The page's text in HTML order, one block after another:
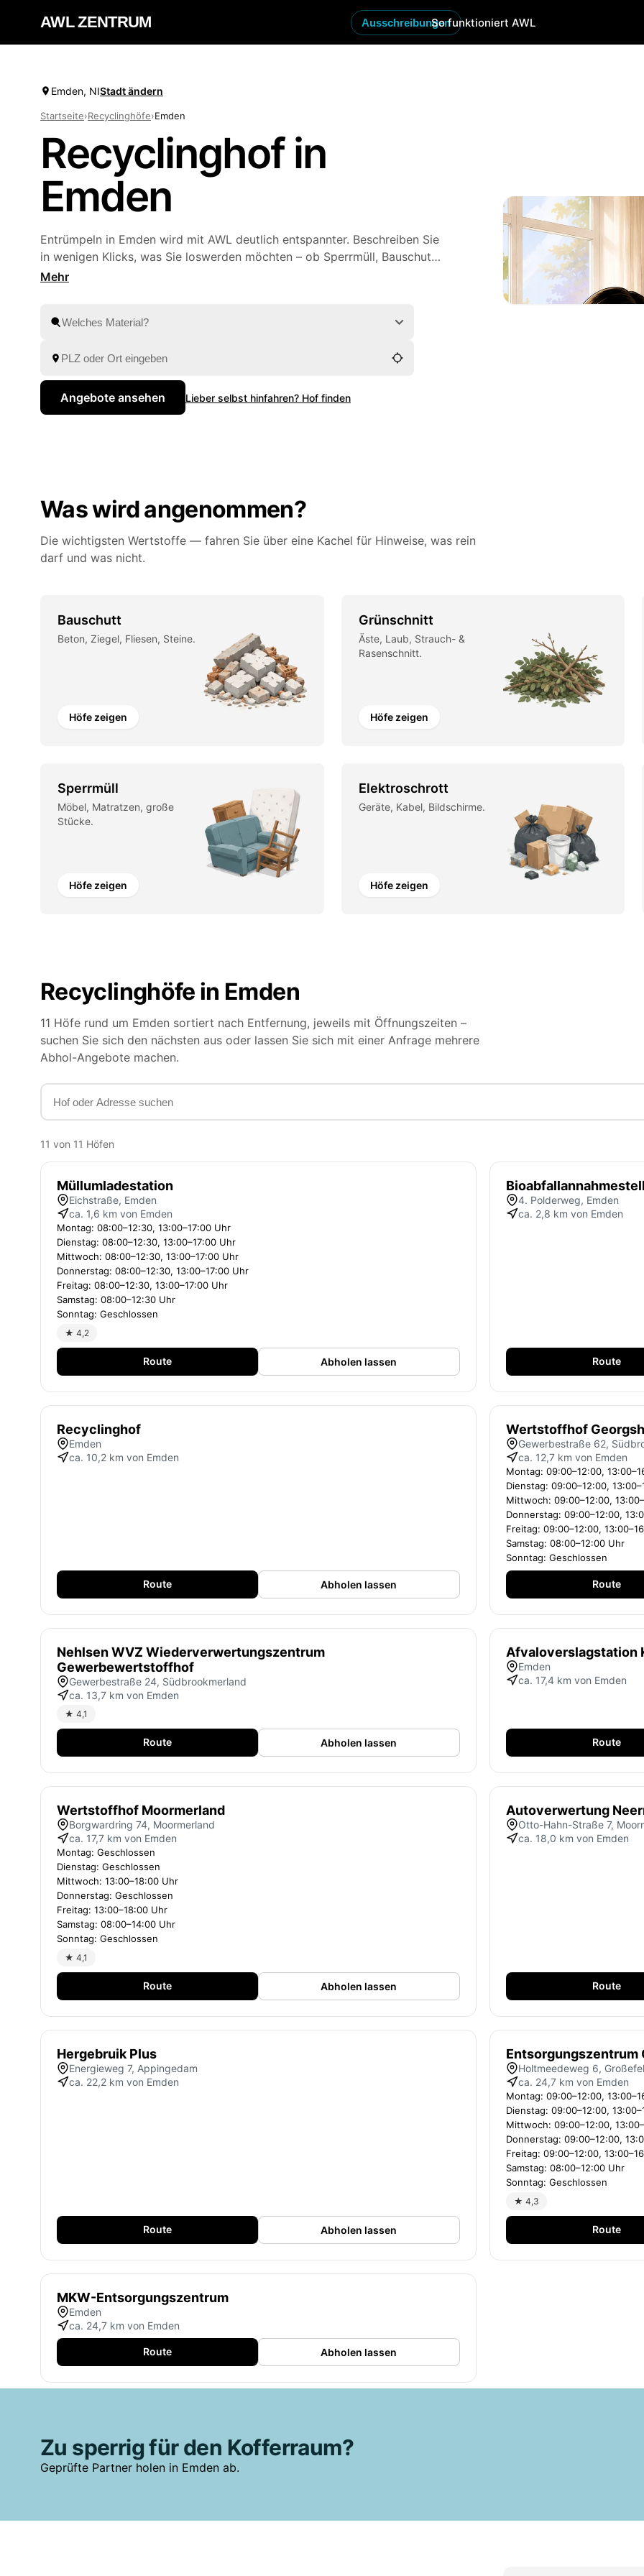
AWL ZENTRUM So funktioniert AWL
Ausschreibungen
Emden, NIStadt ändern
Startseite›Recyclinghöfe›Emden
Recyclinghof in
Emden
Entrümpeln in Emden wird mit AWL deutlich entspannter. Beschreiben Sie
in wenigen Klicks, was Sie loswerden möchten – ob Sperrmüll, Bauschutt,
Elektroschrott oder Wertstoffe. Sie finden den passenden Wertstoffhof in
Anbieter aus der Region.
Angebote ansehen Lieber selbst hinfahren? Hof finden
Was wird angenommen?
Die wichtigsten Wertstoffe — fahren Sie über eine Kachel für Hinweise, was rein
darf und was nicht.
Bauschutt
Beton, Ziegel, Fliesen, Steine.
Höfe zeigen
Grünschnitt
Äste, Laub, Strauch- &
Rasenschnitt.
Höfe zeigen
Sperrmüll
Möbel, Matratzen, große
Stücke.
Höfe zeigen
Elektroschrott
Geräte, Kabel, Bildschirme.
Höfe zeigen
Recyclinghöfe in Emden
11 Höfe rund um Emden sortiert nach Entfernung, jeweils mit Öffnungszeiten –
suchen Sie sich den nächsten aus oder lassen Sie sich mit einer Anfrage mehrere
Abhol-Angebote machen.
11 von 11 Höfen
Müllumladestation
Eichstraße, Emden
ca. 1,6 km von Emden
Montag: 08:00–12:30, 13:00–17:00 Uhr
Dienstag: 08:00–12:30, 13:00–17:00 Uhr
Mittwoch: 08:00–12:30, 13:00–17:00 Uhr
Donnerstag: 08:00–12:30, 13:00–17:00 Uhr
Freitag: 08:00–12:30, 13:00–17:00 Uhr
Samstag: 08:00–12:30 Uhr
Sonntag: Geschlossen
★ 4,2
Route Abholen lassen
4. Polderweg, Emden
ca. 2,8 km von Emden
Route
Recyclinghof
Emden
ca. 10,2 km von Emden
Route Abholen lassen
Wertstoffhof
Gewerbestraße 62,
ca. 12,7 km von Emden
Montag: 09:00–12:00,
Dienstag: 09:00–12:00,
Mittwoch: 09:00–12:00,
Donnerstag: 09:00–12:00,
Freitag: 09:00–12:00,
Samstag: 08:00–12:00 Uhr
Sonntag: Geschlossen
Route
Nehlsen WVZ Wiederverwertungszentrum
Gewerbewertstoffhof
Gewerbestraße 24, Südbrookmerland
ca. 13,7 km von Emden
★ 4,1
Route Abholen lassen
Afvaloverslagstation
Emden
ca. 17,4 km von Emden
Route
Wertstoffhof Moormerland
Borgwardring 74, Moormerland
ca. 17,7 km von Emden
Montag: Geschlossen
Dienstag: Geschlossen
Mittwoch: 13:00–18:00 Uhr
Donnerstag: Geschlossen
Freitag: 13:00–18:00 Uhr
Samstag: 08:00–14:00 Uhr
Sonntag: Geschlossen
★ 4,1
Route Abholen lassen
Autoverwertung
Otto-Hahn-Straße 7,
ca. 18,0 km von Emden
Route
Hergebruik Plus
Energieweg 7, Appingedam
ca. 22,2 km von Emden
Route Abholen lassen
Entsorgungszentrum
Holtmeedeweg 6,
ca. 24,7 km von Emden
Montag: 09:00–12:00,
Dienstag: 09:00–12:00,
Mittwoch: 09:00–12:00,
Donnerstag: 09:00–12:00,
Freitag: 09:00–12:00,
Samstag: 08:00–12:00 Uhr
Sonntag: Geschlossen
★ 4,3
Route
MKW-Entsorgungszentrum
Emden
ca. 24,7 km von Emden
Route Abholen lassen
Zu sperrig für den Kofferraum?
Geprüfte Partner holen in Emden ab.